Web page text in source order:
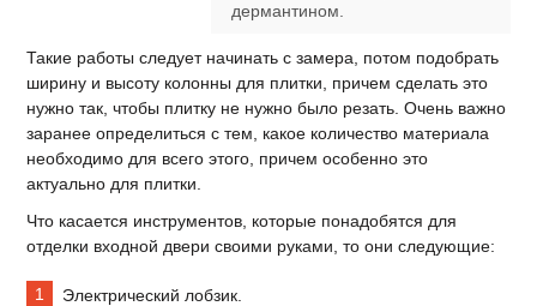
дермантином.
Такие работы следует начинать с замера, потом подобрать
ширину и высоту колонны для плитки, причем сделать это
нужно так, чтобы плитку не нужно было резать. Очень важно
заранее определиться с тем, какое количество материала
необходимо для всего этого, причем особенно это
актуально для плитки.
Что касается инструментов, которые понадобятся для
отделки входной двери своими руками, то они следующие:
Электрический лобзик.